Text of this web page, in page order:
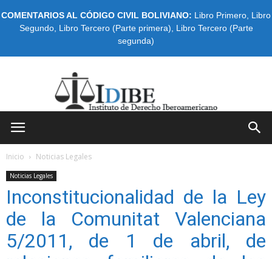
COMENTARIOS AL CÓDIGO CIVIL BOLIVIANO: Libro Primero Libro
Segundo, Libro Tercero (Parte primera)
Libro Tercero (Parte
segunda)
Inicio Noticias Legales
Noticias Legales
Inconstitucionalidad de la Ley
de la Comunitat Valenciana
5/2011, de 1 de abril, de